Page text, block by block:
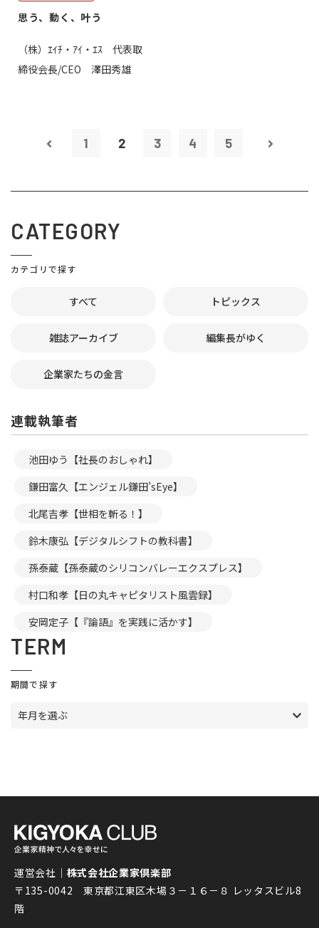
思う、動く、叶う
（株）ｴｲﾁ・ｱｲ・ｴｽ 代表取
締役会長/CEO 澤田秀雄
1 2 3 4 5
CATEGORY
カテゴリで探す
すべて トピックス
雑誌アーカイブ 編集長がゆく
企業家たちの金言
連載執筆者
池田ゆう【社長のおしゃれ】
鎌田富久【エンジェル鎌田’sEye】
北尾吉孝【世相を斬る！】
鈴木康弘【デジタルシフトの教科書】
孫泰蔵【孫泰蔵のシリコンバレーエクスプレス】
村口和孝【日の丸キャピタリスト風雲録】
安岡定子【『論語』を実践に活かす】
TERM
期間で探す
年月を選ぶ
運営会社｜ 株式会社企業家倶楽部
〒135-0042 東京都江東区木場３－１６－８ レッタスビル8
階